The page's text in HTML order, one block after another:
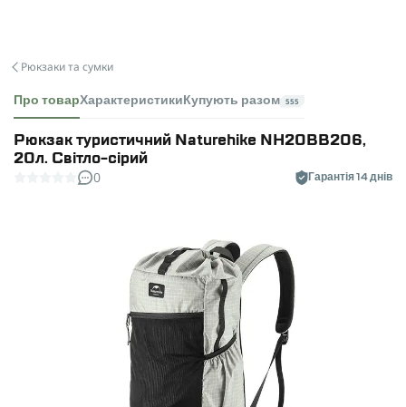
Рюкзаки та сумки
Про товарХарактеристики Купують разом 555
Рюкзак туристичний Naturehike NH20BB206,
20л. Світло-сірий
0 Гарантія 14 днів